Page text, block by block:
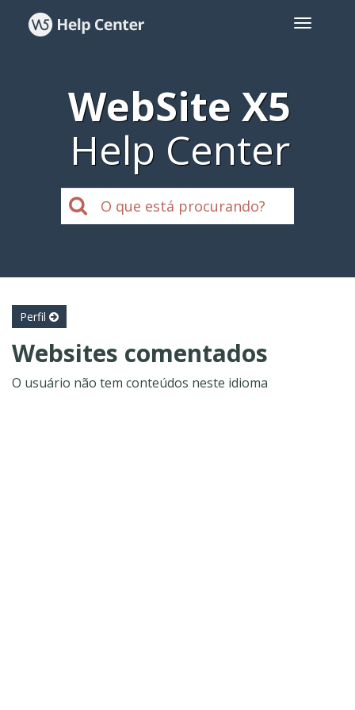
WebSite X5
Help Center
Perfil
Websites comentados
O usuário não tem conteúdos neste idioma